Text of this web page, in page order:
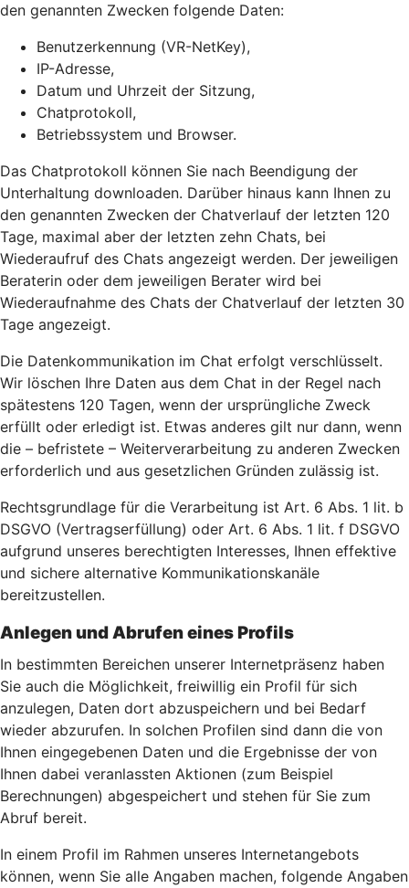
den genannten Zwecken folgende Daten:
Benutzerkennung (VR-NetKey),
IP-Adresse,
Datum und Uhrzeit der Sitzung,
Chatprotokoll,
Betriebssystem und Browser.
Das Chatprotokoll können Sie nach Beendigung der
Unterhaltung downloaden. Darüber hinaus kann Ihnen zu
den genannten Zwecken der Chatverlauf der letzten 120
Tage, maximal aber der letzten zehn Chats, bei
Wiederaufruf des Chats angezeigt werden. Der jeweiligen
Beraterin oder dem jeweiligen Berater wird bei
Wiederaufnahme des Chats der Chatverlauf der letzten 30
Tage angezeigt.
Die Datenkommunikation im Chat erfolgt verschlüsselt.
Wir löschen Ihre Daten aus dem Chat in der Regel nach
spätestens 120 Tagen, wenn der ursprüngliche Zweck
erfüllt oder erledigt ist. Etwas anderes gilt nur dann, wenn
die – befristete – Weiterverarbeitung zu anderen Zwecken
erforderlich und aus gesetzlichen Gründen zulässig ist.
Rechtsgrundlage für die Verarbeitung ist Art. 6 Abs. 1 lit. b
DSGVO (Vertragserfüllung) oder Art. 6 Abs. 1 lit. f DSGVO
aufgrund unseres berechtigten Interesses, Ihnen effektive
und sichere alternative Kommunikationskanäle
bereitzustellen.
Anlegen und Abrufen eines Profils
In bestimmten Bereichen unserer Internetpräsenz haben
Sie auch die Möglichkeit, freiwillig ein Profil für sich
anzulegen, Daten dort abzuspeichern und bei Bedarf
wieder abzurufen. In solchen Profilen sind dann die von
Ihnen eingegebenen Daten und die Ergebnisse der von
Ihnen dabei veranlassten Aktionen (zum Beispiel
Berechnungen) abgespeichert und stehen für Sie zum
Abruf bereit.
In einem Profil im Rahmen unseres Internetangebots
können, wenn Sie alle Angaben machen, folgende Angaben